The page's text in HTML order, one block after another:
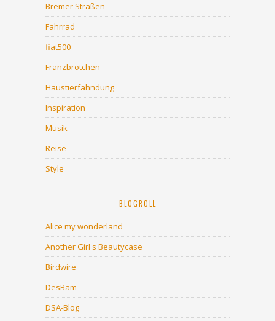
Bremer Straßen
Fahrrad
fiat500
Franzbrötchen
Haustierfahndung
Inspiration
Musik
Reise
Style
BLOGROLL
Alice my wonderland
Another Girl's Beautycase
Birdwire
DesBam
DSA-Blog